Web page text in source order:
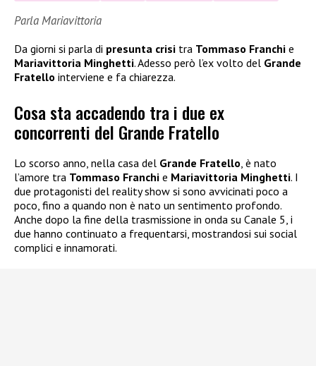
Parla Mariavittoria
Da giorni si parla di presunta crisi tra Tommaso Franchi e
Mariavittoria Minghetti. Adesso però l’ex volto del Grande
Fratello interviene e fa chiarezza.
Cosa sta accadendo tra i due ex
concorrenti del Grande Fratello
Lo scorso anno, nella casa del Grande Fratello, è nato
l’amore tra Tommaso Franchi e Mariavittoria Minghetti. I
due protagonisti del reality show si sono avvicinati poco a
poco, fino a quando non è nato un sentimento profondo.
Anche dopo la fine della trasmissione in onda su Canale 5, i
due hanno continuato a frequentarsi, mostrandosi sui social
complici e innamorati.